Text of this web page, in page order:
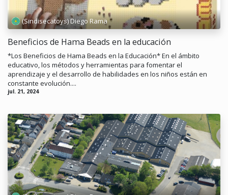
(Sindisecatoys) Diego Rama
Beneficios de Hama Beads en la educación
*Los Beneficios de Hama Beads en la Educación* En el ámbito
educativo, los métodos y herramientas para fomentar el
aprendizaje y el desarrollo de habilidades en los niños están en
constante evolución....
jul. 21, 2024